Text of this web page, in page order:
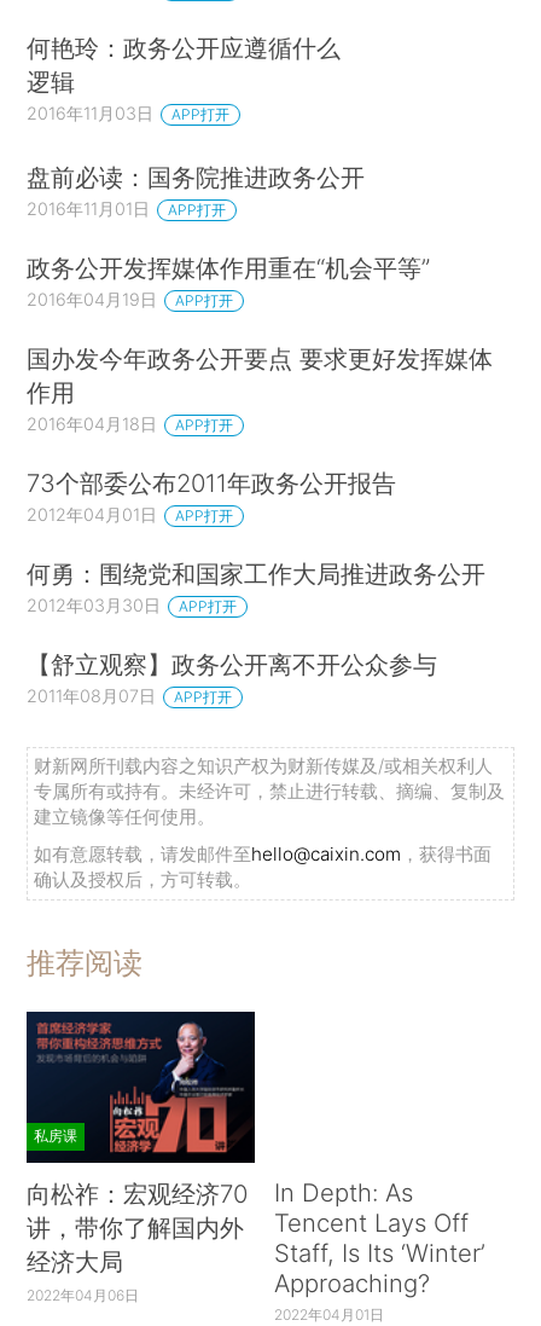
何艳玲：政务公开应遵循什么
逻辑
2016年11月03日 APP打开
盘前必读：国务院推进政务公开
2016年11月01日 APP打开
政务公开发挥媒体作用重在“机会平等”
2016年04月19日 APP打开
国办发今年政务公开要点 要求更好发挥媒体
作用
2016年04月18日 APP打开
73个部委公布2011年政务公开报告
2012年04月01日 APP打开
何勇：围绕党和国家工作大局推进政务公开
2012年03月30日 APP打开
【舒立观察】政务公开离不开公众参与
2011年08月07日 APP打开
财新网所刊载内容之知识产权为财新传媒及/或相关权利人
专属所有或持有。未经许可，禁止进行转载、摘编、复制及
建立镜像等任何使用。
如有意愿转载，请发邮件至hello@caixin.com ，获得书面
确认及授权后，方可转载。
推荐阅读
私房课
向松祚：宏观经济70
讲，带你了解国内外
经济大局
2022年04月06日
In Depth: As
Tencent Lays Off
Staff, Is Its ‘Winter’
Approaching?
2022年04月01日